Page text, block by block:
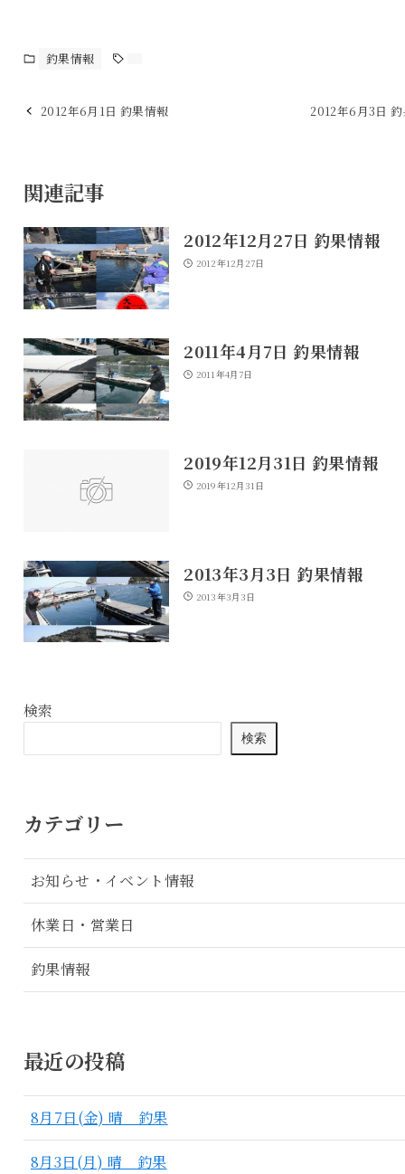
釣果情報
2012年6月1日 釣果情報 2012年6月3日
関連記事
2012年12月27日 釣果情報
2012年12月27日
2011年4月7日 釣果情報
2011年4月7日
2019年12月31日 釣果情報
2019年12月31日
2013年3月3日 釣果情報
2013年3月3日
検索
検索
カテゴリー
お知らせ・イベント情報
休業日・営業日
釣果情報
最近の投稿
8月7日(金) 晴 釣果
8月3日(月) 晴 釣果